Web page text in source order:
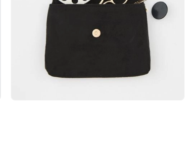
Mã giảm giá: